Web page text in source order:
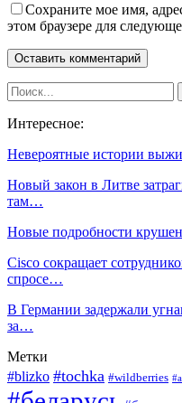
Сохраните мое имя,
этом браузере для
Интересное:
Невероятные истории
Новый закон в Литве
там…
Новые подробности
Cisco сокращает
спросе…
В Германии задержали
за…
Метки
#blizko #tochka #wildberries